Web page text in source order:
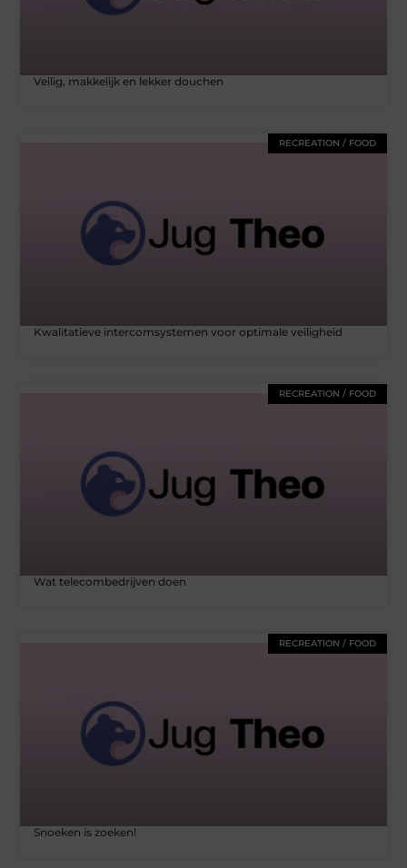
Veilig, makkelijk en lekker douchen
RECREATION / FOOD
Kwalitatieve intercomsystemen voor optimale veiligheid
RECREATION / FOOD
Wat telecombedrijven doen
RECREATION / FOOD
Snoeken is zoeken!